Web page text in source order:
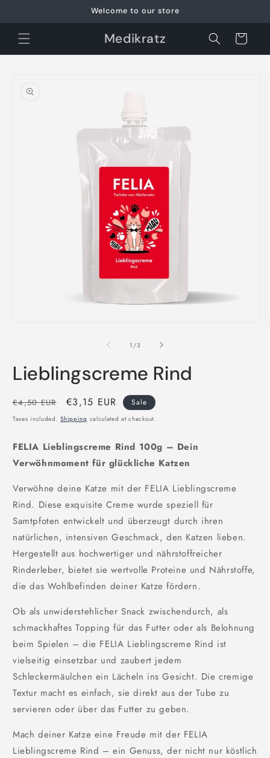
Welcome to our store
Medikratz Cart
product
information
1 /of
3
Lieblingscreme Rind
Regular
price
€4,50 EUR
Sale
price
€3,15 EUR Sale
Taxes included.Shipping calculated at checkout.
FELIA Lieblingscreme Rind 100g – Dein
Verwöhnmoment für glückliche Katzen
Verwöhne deine Katze mit der FELIA Lieblingscreme
Rind. Diese exquisite Creme wurde speziell für
Samtpfoten entwickelt und überzeugt durch ihren
natürlichen, intensiven Geschmack, den Katzen lieben.
Hergestellt aus hochwertiger und nährstoffreicher
Rinderleber, bietet sie wertvolle Proteine und Nährstoffe,
die das Wohlbefinden deiner Katze fördern.
Ob als unwiderstehlicher Snack zwischendurch, als
schmackhaftes Topping für das Futter oder als Belohnung
beim Spielen – die FELIA Lieblingscreme Rind ist
vielseitig einsetzbar und zaubert jedem
Schleckermäulchen ein Lächeln ins Gesicht. Die cremige
Textur macht es einfach, sie direkt aus der Tube zu
servieren oder über das Futter zu geben.
Mach deiner Katze eine Freude mit der FELIA
Lieblingscreme Rind – ein Genuss, der nicht nur köstlich